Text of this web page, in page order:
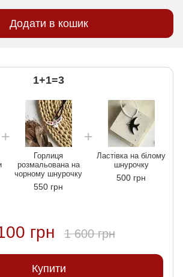
Додати в кошик
1+1=3
Горлиця
розмальована на
чорному шнурочку
550 грн
Ластівка на білому
шнурочку
500 грн
грн 1 600 грн
Купити